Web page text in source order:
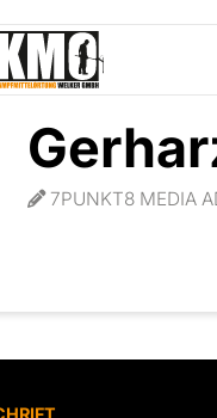
7PUNKT8 MEDIA